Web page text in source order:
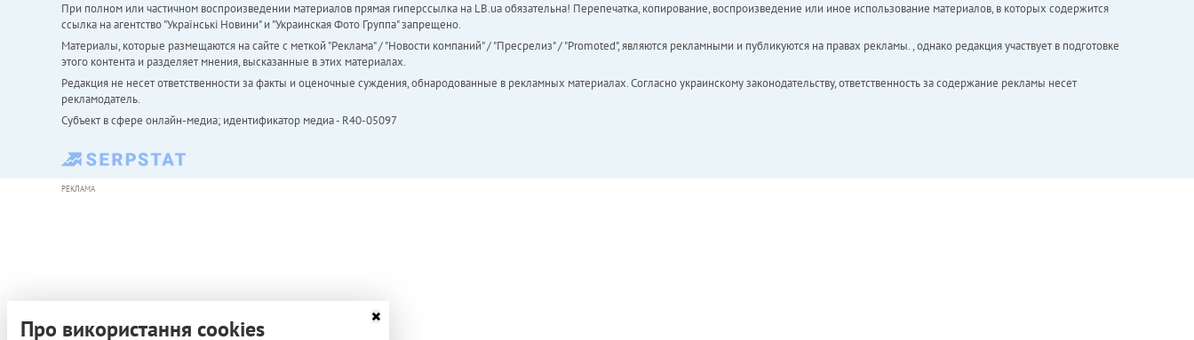
При полном или частичном воспроизведении материалов прямая гиперссылка на LB.ua обязательна! Перепечатка, копирование, воспроизведение или иное использование материалов, в которых содержится
ссылка на агентство "Українськi Новини" и "Украинская Фото Группа" запрещено.
Материалы, которые размещаются на сайте с меткой "Реклама" / "Новости компаний" / "Пресрелиз" / "Promoted", являются рекламными и публикуются на правах рекламы. , однако редакция участвует в подготовке
этого контента и разделяет мнения, высказанные в этих материалах.
Редакция не несет ответственности за факты и оценочные суждения, обнародованные в рекламных материалах. Согласно украинскому законодательству, ответственность за содержание рекламы несет
рекламодатель.
Субъект в сфере онлайн-медиа; идентификатор медиа - R40-05097
РЕКЛАМА
Про використання cookies